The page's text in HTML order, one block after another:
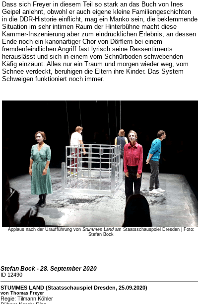
Dass sich Freyer in diesem Teil so stark an das Buch von Ines
Geipel anlehnt, obwohl er auch eigene kleine Familiengeschichten
in die DDR-Historie einflicht, mag ein Manko sein, die beklemmende
Situation im sehr intimen Raum der Hinterbühne macht diese
Kammer-Inszenierung aber zum eindrücklichen Erlebnis, an dessen
Ende noch ein kanonartiger Chor von Dörflern bei einem
fremdenfeindlichen Angriff fast lyrisch seine Ressentiments
herauslässt und sich in einem vom Schnürboden schwebenden
Käfig einzäunt. Alles nur ein Traum und morgen wieder weg, vom
Schnee verdeckt, beruhigen die Eltern ihre Kinder. Das System
Schweigen funktioniert noch immer.
Applaus nach der Uraufführung von Stummes Landam Staatsschauspoiel Dresden | Foto:
Stefan Bock
Stefan Bock - 28. September 2020
ID 12490
STUMMES LAND (Staatsschauspiel Dresden, 25.09.2020)
von Thomas Freyer
Regie: Tilmann Köhler